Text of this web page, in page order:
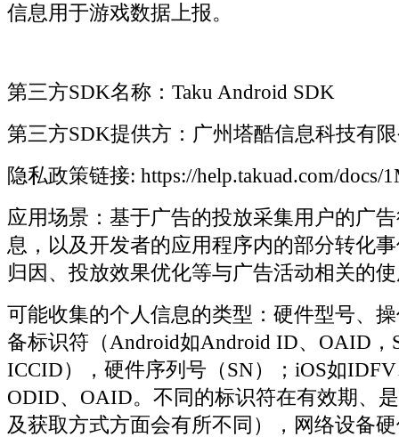
信息用于游戏数据上报。
第三方SDK名称：Taku Android SDK
第三方SDK提供方：广州塔酷信息科技有
隐私政策链接: https://help.takuad.com/docs/
应用场景：基于广告的投放采集用户的广
息，以及开发者的应用程序内的部分转化
归因、投放效果优化等与广告活动相关的
可能收集的个人信息的类型：硬件型号、
备标识符（Android如Android ID、OAID，
ICCID），硬件序列号（SN）；iOS如
ODID、OAID。不同的标识符在有效期、
及获取方式方面会有所不同），网络设备